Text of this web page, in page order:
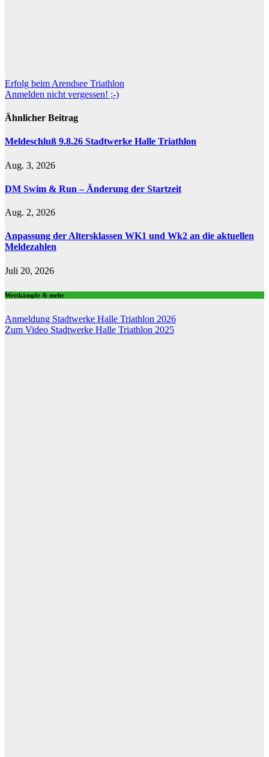
Beitragsnavigation
Erfolg beim Arendsee Triathlon
Anmelden nicht vergessen! ;-)
Ähnlicher Beitrag
Meldeschluß 9.8.26 Stadtwerke Halle Triathlon
Aug. 3, 2026
DM Swim & Run – Änderung der Startzeit
Aug. 2, 2026
Anpassung der Altersklassen WK1 und Wk2 an die aktuellen
Meldezahlen
Juli 20, 2026
Wettkämpfe & mehr
Anmeldung Stadtwerke Halle Triathlon 2026
Zum Video Stadtwerke Halle Triathlon 2025